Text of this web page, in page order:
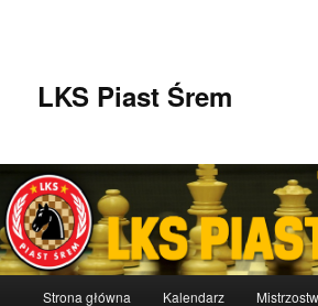
LKS Piast Śrem
Strona główna Kalendarz